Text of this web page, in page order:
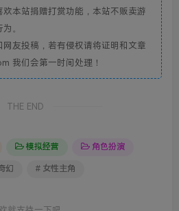
本站捐赠打赏功能，本站不贩卖游
。
友投稿，若有侵权请将证明和文章
我们会第一时间处理！
THE END
模拟经营 角色扮演
幻 # 女性主角